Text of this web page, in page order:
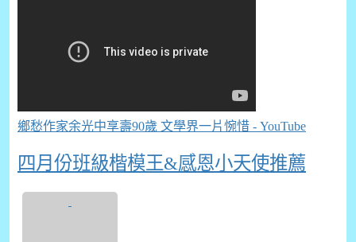
鄉愁作家余光中享壽90歲 文學界一片惋惜 - YouTube
四月份班級楷模王&感恩小天使推薦